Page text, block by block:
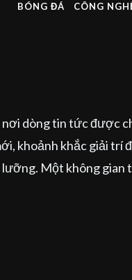
BÓNG ĐÁ CÔNG
dòng tin tức được
khoảnh khắc giải trí
lưỡng. Một không gian